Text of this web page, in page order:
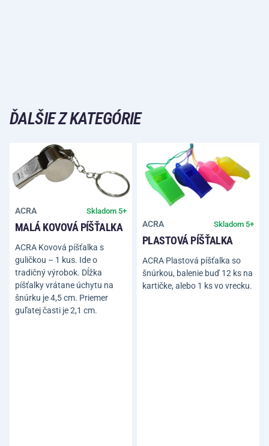
ĎALŠIE Z KATEGÓRIE
ACRA Skladom 5+
MALÁ KOVOVÁ PÍŠŤALKA
ACRA Kovová píšťalka s
guličkou – 1 kus. Ide o
tradičný výrobok. Dĺžka
píšťalky vrátane úchytu na
šnúrku je 4,5 cm. Priemer
guľatej časti je 2,1 cm.
ACRA Skladom 5+
PLASTOVÁ PÍŠŤALKA
ACRA Plastová píšťalka so
šnúrkou, balenie buď 12 ks na
kartičke, alebo 1 ks vo vrecku.